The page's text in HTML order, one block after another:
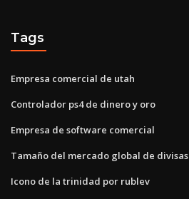
Tags
Empresa comercial de utah
Controlador ps4 de dinero y oro
Empresa de software comercial
Tamaño del mercado global de divisas
Icono de la trinidad por rublev